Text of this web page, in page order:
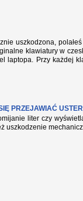
uszkodzona,
klawiatury w
laptopa. Przy każdej
PRZEJAWIAĆ
liter czy
uszkodzenie